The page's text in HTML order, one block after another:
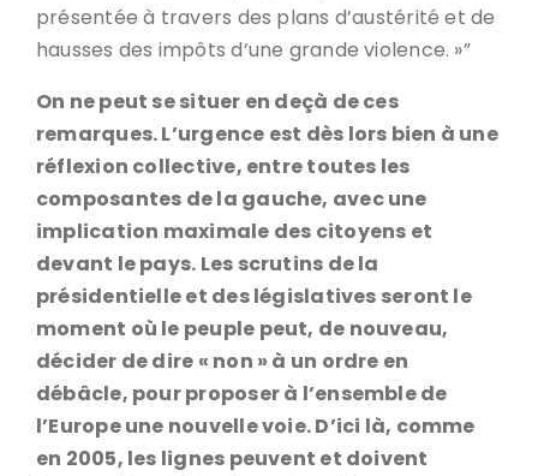
présentée à travers des plans d’austérité et de
hausses des impôts d’une grande violence. »”
On ne peut se situer en deçà de ces
remarques. L’urgence est dès lors bien à une
réflexion collective, entre toutes les
composantes de la gauche, avec une
implication maximale des citoyens et
devant le pays. Les scrutins de la
présidentielle et des législatives seront le
moment où le peuple peut, de nouveau,
décider de dire « non » à un ordre en
débâcle, pour proposer à l’ensemble de
l’Europe une nouvelle voie. D’ici là, comme
en 2005, les lignes peuvent et doivent